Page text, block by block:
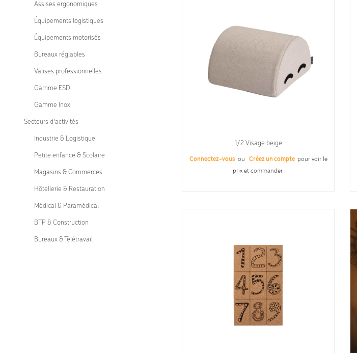
de
1/2 Visage beige
Connectez-vous ou Créez un compte pour voir le
prix et commander.
Assises ergonomiques
Équipements logistiques
Équipements motorisés
Bureaux réglables
Valises professionnelles
Gamme ESD
Gamme Inox
Secteurs d’activités
Industrie & Logistique
Petite enfance & Scolaire
Magasins & Commerces
Hôtellerie & Restauration
Médical & Paramédical
BTP & Construction
Bureaux & Télétravail